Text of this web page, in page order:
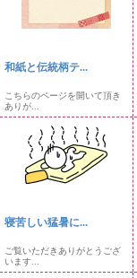
和紙と伝統柄テ...
こちらのページを開いて頂き
ありが...
寝苦しい猛暑に...
ご覧いただきありがとうござ
います...